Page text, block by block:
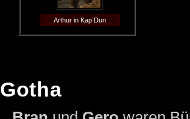
Arthur in Kap Dun
Gotha